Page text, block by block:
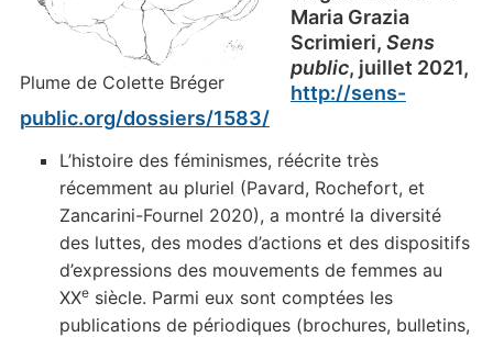
Plume de Colette Bréger
Maria Grazia
Scrimieri, Sens
public, juillet 2021,
http://sens-
public.org/dossiers/1583/
L’histoire des féminismes, réécrite très
récemment au pluriel (Pavard, Rochefort, et
Zancarini-Fournel 2020), a montré la diversité
des luttes, des modes d’actions et des dispositifs
d’expressions des mouvements de femmes au
XXesiècle. Parmi eux sont comptées les
publications de périodiques (brochures, bulletins,